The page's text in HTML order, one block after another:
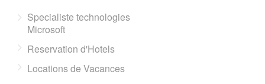
Specialiste technologies
Microsoft
Reservation d'Hotels
Locations de Vacances